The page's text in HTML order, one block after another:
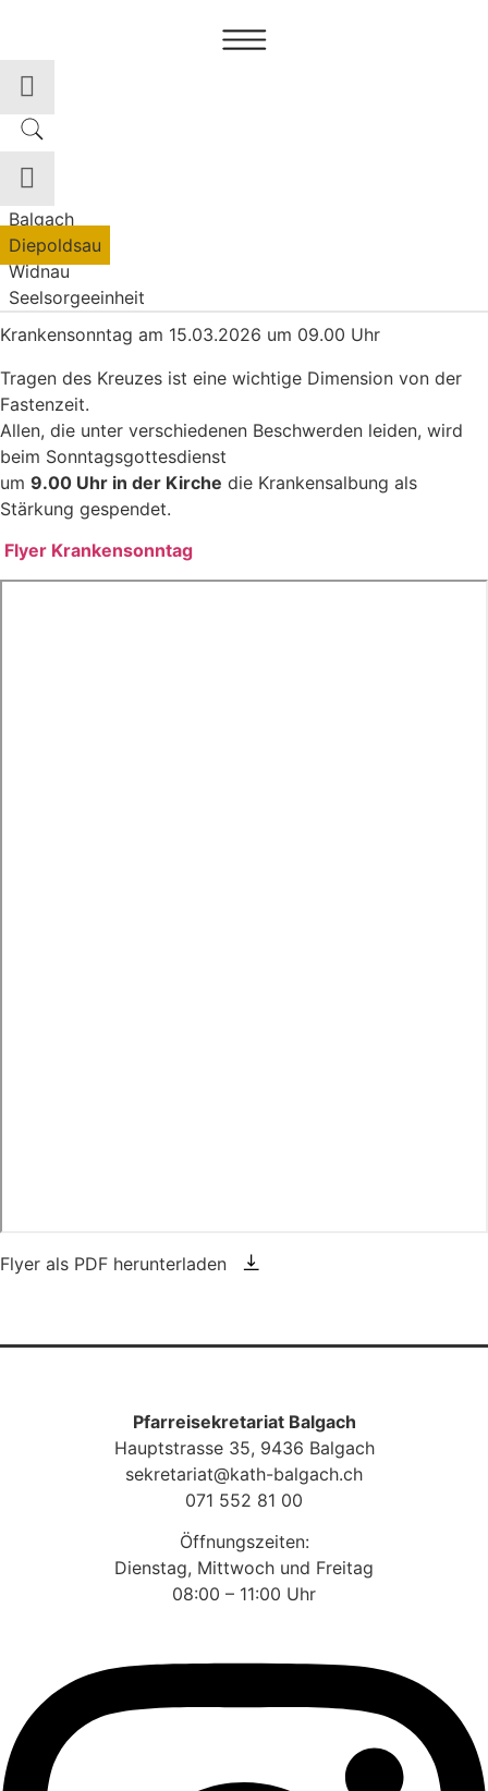
Balgach
Diepoldsau
Widnau
Seelsorgeeinheit
Krankensonntag am 15.03.2026 um 09.00 Uhr
Tragen des Kreuzes ist eine wichtige Dimension von der
Fastenzeit.
Allen, die unter verschiedenen Beschwerden leiden, wird
beim Sonntagsgottesdienst
um 9.00 Uhr in der Kirche die Krankensalbung als
Stärkung gespendet.
Flyer Krankensonntag
Flyer als PDF herunterladen
Pfarreisekretariat Balgach
Hauptstrasse 35, 9436 Balgach
sekretariat@kath-balgach.ch
071 552 81 00
Öffnungszeiten:
Dienstag, Mittwoch und Freitag
08:00 – 11:00 Uhr